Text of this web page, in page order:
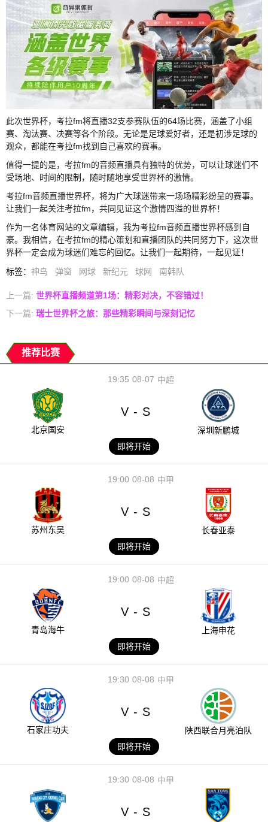
此次世界杯，考拉fm将直播32支参赛队伍的64场比赛，涵盖了小组
赛、淘汰赛、决赛等各个阶段。无论是足球爱好者，还是初涉足球的
观众，都能在考拉fm找到自己喜欢的赛事。
值得一提的是，考拉fm的音频直播具有独特的优势，可以让球迷们不
受场地、时间的限制，随时随地享受世界杯的激情。
考拉fm音频直播世界杯，将为广大球迷带来一场场精彩纷呈的赛事。
让我们一起关注考拉fm，共同见证这个激情四溢的世界杯！
作为一名体育网站的文章编辑，我为考拉fm音频直播世界杯感到自
豪。我相信，在考拉fm的精心策划和直播团队的共同努力下，这次世
界杯一定会成为球迷们难忘的回忆。让我们一起期待，一起见证！
标签： 神鸟 弹窗 网球 新纪元 球网 南韩队
上一篇: 世界杯直播频道第1场：精彩对决，不容错过！
下一篇: 瑞士世界杯之旅：那些精彩瞬间与深刻记忆
推荐比赛
08-07
19:35 中超
北京国安
V - S
深圳新鹏城
即将开始
08-08
19:00 中甲
苏州东吴
V - S
长春亚泰
即将开始
08-08
19:00 中超
青岛海牛
V - S
上海申花
即将开始
08-08
19:30 中甲
石家庄功夫
V - S
陕西联合月亮泊队
即将开始
08-08
19:30 中甲
V - S